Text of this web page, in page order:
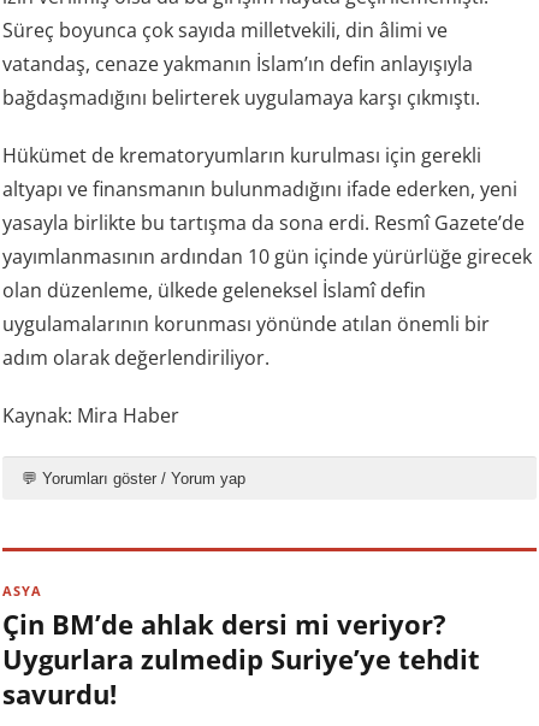
Süreç boyunca çok sayıda milletvekili, din âlimi ve
vatandaş, cenaze yakmanın İslam’ın defin anlayışıyla
bağdaşmadığını belirterek uygulamaya karşı çıkmıştı.
Hükümet de krematoryumların kurulması için gerekli
altyapı ve finansmanın bulunmadığını ifade ederken, yeni
yasayla birlikte bu tartışma da sona erdi. Resmî Gazete’de
yayımlanmasının ardından 10 gün içinde yürürlüğe girecek
olan düzenleme, ülkede geleneksel İslamî defin
uygulamalarının korunması yönünde atılan önemli bir
adım olarak değerlendiriliyor.
Kaynak: Mira Haber
💬 Yorumları göster / Yorum yap
ASYA
Çin BM’de ahlak dersi mi veriyor?
Uygurlara zulmedip Suriye’ye tehdit
savurdu!